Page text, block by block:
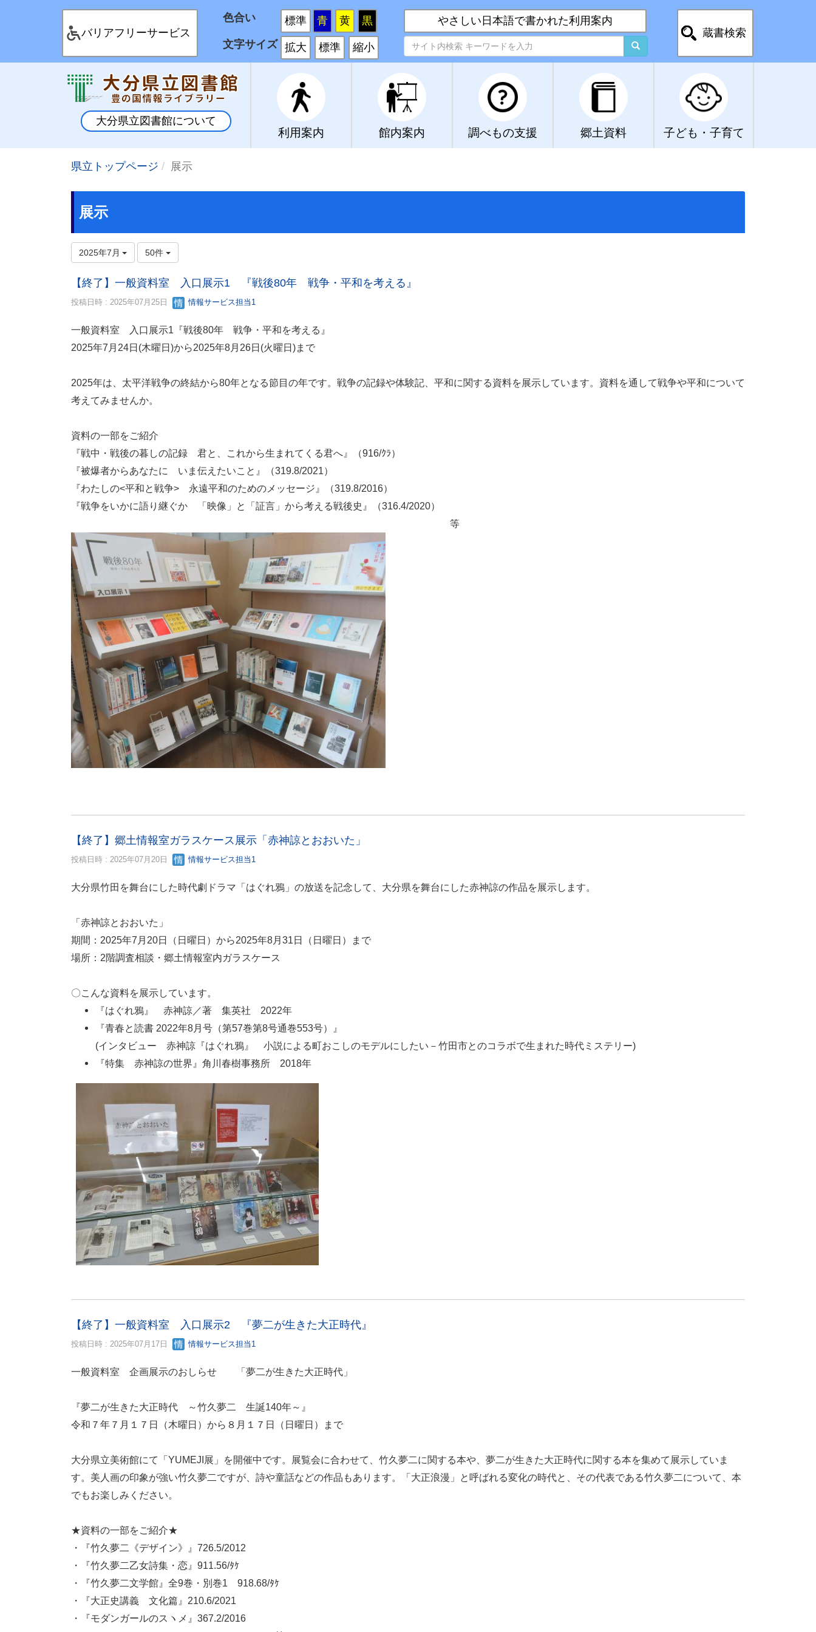
バリアフリーサービス
色合い 標準 青 黄
黒
文字サイズ 拡大 標準 縮小
やさしい日本語で書かれた利用案内
蔵書検索
大分県立図書館について
利用案内 館内案内 調べもの支援 郷土資料 子ども・子育て
県立トップページ 展示
展示
2025年7月 50件
【終了】一般資料室 入口展示1 『戦後80年 戦争・平和を考える』
投稿日時 : 2025年07月25日 情報サービス担当1
一般資料室 入口展示1『戦後80年 戦争・平和を考える』
2025年7月24日(木曜日)から2025年8月26日(火曜日)まで
2025年は、太平洋戦争の終結から80年となる節目の年です。戦争の記録や体験記、平和に関する資料を展示しています。資料を通して戦争や平和について
考えてみませんか。
資料の一部をご紹介
『戦中・戦後の暮しの記録 君と、これから生まれてくる君へ』（916/ｸﾗ）
『被爆者からあなたに いま伝えたいこと』（319.8/2021）
『わたしの<平和と戦争> 永遠平和のためのメッセージ』（319.8/2016）
『戦争をいかに語り継ぐか 「映像」と「証言」から考える戦後史』（316.4/2020）
等
【終了】郷土情報室ガラスケース展示「赤神諒とおおいた」
投稿日時 : 2025年07月20日 情報サービス担当1
大分県竹田を舞台にした時代劇ドラマ「はぐれ鴉」の放送を記念して、大分県を舞台にした赤神諒の作品を展示します。
「赤神諒とおおいた」
期間：2025年7月20日（日曜日）から2025年8月31日（日曜日）まで
場所：2階調査相談・郷土情報室内ガラスケース
〇こんな資料を展示しています。
『はぐれ鴉』 赤神諒／著 集英社 2022年
『青春と読書 2022年8月号（第57巻第8号通巻553号）』
(インタビュー 赤神諒『はぐれ鴉』 小説による町おこしのモデルにしたい－竹田市とのコラボで生まれた時代ミステリー)
『特集 赤神諒の世界』角川春樹事務所 2018年
【終了】一般資料室 入口展示2 『夢二が生きた大正時代』
投稿日時 : 2025年07月17日 情報サービス担当1
一般資料室 企画展示のおしらせ 「夢二が生きた大正時代」
『夢二が生きた大正時代 ～竹久夢二 生誕140年～』
令和７年７月１７日（木曜日）から８月１７日（日曜日）まで
大分県立美術館にて「YUMEJI展」を開催中です。展覧会に合わせて、竹久夢二に関する本や、夢二が生きた大正時代に関する本を集めて展示していま
す。美人画の印象が強い竹久夢二ですが、詩や童話などの作品もあります。「大正浪漫」と呼ばれる変化の時代と、その代表である竹久夢二について、本
でもお楽しみください。
★資料の一部をご紹介★
・『竹久夢二《デザイン》』726.5/2012
・『竹久夢二乙女詩集・恋』911.56/ﾀｹ
・『竹久夢二文学館』全9巻・別巻1 918.68/ﾀｹ
・『大正史講義 文化篇』210.6/2021
・『モダンガールのスヽメ』367.2/2016